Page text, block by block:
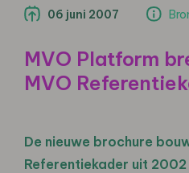
06 juni 2007
MVO Platform
MVO
De nieuwe brochure
Referentiekader uit